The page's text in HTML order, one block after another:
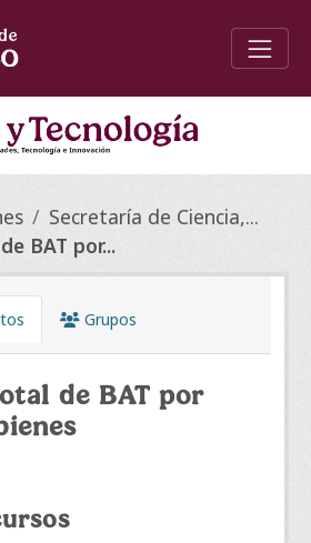
Secretaría de Ciencia,...
BAT por...
Grupos
de BAT por